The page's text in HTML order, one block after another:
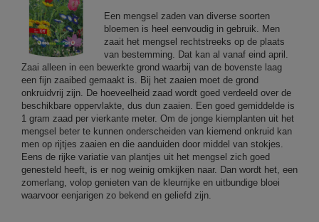
Een mengsel zaden van diverse soorten
bloemen is heel eenvoudig in gebruik. Men
zaait het mengsel rechtstreeks op de plaats
van bestemming. Dat kan al vanaf eind april.
Zaai alleen in een bewerkte grond waarbij van de bovenste laag
een fijn zaaibed gemaakt is. Bij het zaaien moet de grond
onkruidvrij zijn. De hoeveelheid zaad wordt goed verdeeld over de
beschikbare oppervlakte, dus dun zaaien. Een goed gemiddelde is
1 gram zaad per vierkante meter. Om de jonge kiemplanten uit het
mengsel beter te kunnen onderscheiden van kiemend onkruid kan
men op rijtjes zaaien en die aanduiden door middel van stokjes.
Eens de rijke variatie van plantjes uit het mengsel zich goed
genesteld heeft, is er nog weinig omkijken naar. Dan wordt het, een
zomerlang, volop genieten van de kleurrijke en uitbundige bloei
waarvoor eenjarigen zo bekend en geliefd zijn.